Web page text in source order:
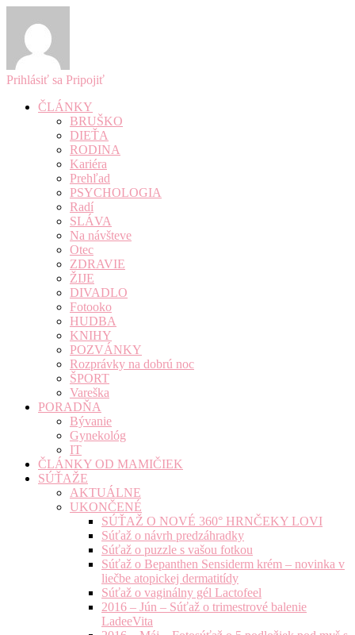
Prihlásiť sa Pripojiť
ČLÁNKY
BRUŠKO
DIEŤA
RODINA
Kariéra
Prehľad
PSYCHOLOGIA
Radí
SLÁVA
Na návšteve
Otec
ZDRAVIE
ŽIJE
DIVADLO
Fotooko
HUDBA
KNIHY
POZVÁNKY
Rozprávky na dobrú noc
ŠPORT
Vareška
PORADŇA
Bývanie
Gynekológ
IT
ČLÁNKY OD MAMIČIEK
SÚŤAŽE
AKTUÁLNE
UKONČENÉ
SÚŤAŽ O NOVÉ 360° HRNČEKY LOVI
Súťaž o návrh predzáhradky
Súťaž o puzzle s vašou fotkou
Súťaž o Bepanthen Sensiderm krém – novinka v
liečbe atopickej dermatitídy
Súťaž o vaginálny gél Lactofeel
2016 – Jún – Súťaž o trimestrové balenie
LadeeVita